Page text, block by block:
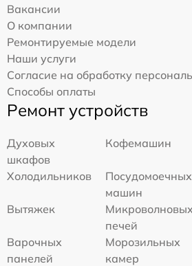
Вакансии
О компании
Ремонтируемые модели
Наши услуги
Согласие на обработку
Способы оплаты
Ремонт устройств
Духовых
шкафов
Кофемашин
Холодильников
Посудомоечных
машин
Вытяжек
Микроволновых
печей
Варочных
панелей
Морозильных
камер